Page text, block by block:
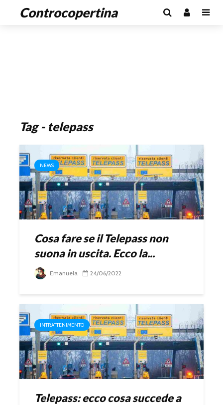
Controcopertina
Tag - telepass
NEWS
Cosa fare se il Telepass non
suona in uscita. Ecco la...
Emanuela 24/06/2022
INTRATTENIMENTO
Telepass: ecco cosa succede a